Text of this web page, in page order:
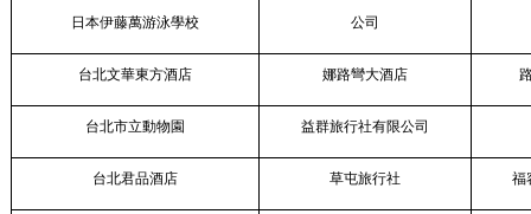
日本伊藤萬游泳學校 公司
台北文華東方酒店 娜路彎大酒店
台北市立動物園 益群旅行社有限公司
台北君品酒店 草屯旅行社 福